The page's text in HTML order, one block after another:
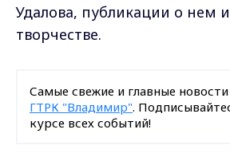
Удалова, публикации о нем
творчестве.
Самые свежие и главные
ГТРК "Владимир".
курсе всех событий!